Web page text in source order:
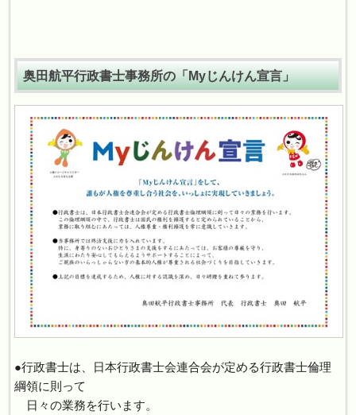
奥田航平行政書士事務所の「Myじんけん宣言」
●行政書士は、日本行政書士会連合会が定める行政書士倫理
綱領に則って
日々の業務を行います。